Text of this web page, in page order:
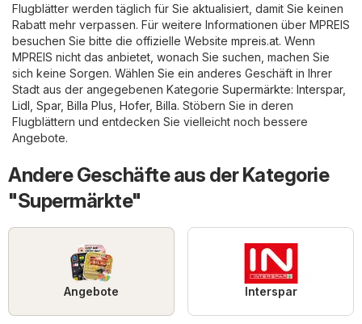
Flugblätter werden täglich für Sie aktualisiert, damit Sie keinen
Rabatt mehr verpassen. Für weitere Informationen über MPREIS
besuchen Sie bitte die offizielle Website mpreis.at. Wenn
MPREIS nicht das anbietet, wonach Sie suchen, machen Sie
sich keine Sorgen. Wählen Sie ein anderes Geschäft in Ihrer
Stadt aus der angegebenen Kategorie Supermärkte: Interspar,
Lidl Spar, Billa Plus Hofer, Billa. Stöbern Sie in deren
Flugblättern und entdecken Sie vielleicht noch bessere
Angebote.
Andere Geschäfte aus der Kategorie
"Supermärkte"
Angebote Interspar